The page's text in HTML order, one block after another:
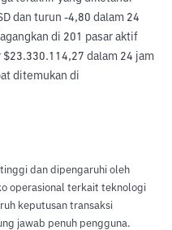
dan turun -4,80 dalam 24
di 201 pasar aktif
dalam 24 jam
ditemukan di
dan dipengaruhi oleh
operasional terkait teknologi
keputusan transaksi
jawab penuh pengguna.